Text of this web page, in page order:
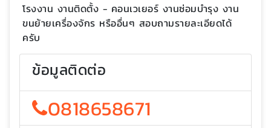
โรงงาน งานติดตั้ง - คอนเวเยอร์ งานซ่อมบำรุง งาน
ขนย้ายเครื่องจักร หรืออื่นๆ สอบถามรายละเอียดได้
ครับ
ข้อมูลติดต่อ
0818658671